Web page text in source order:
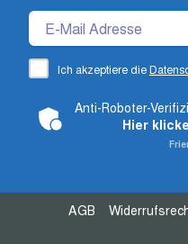
Ich akzeptiere die
Anti-Roboter-
Hier
AGB